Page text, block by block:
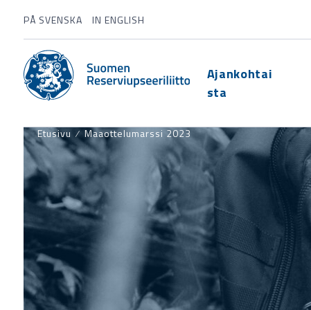
PÅ SVENSKA IN ENGLISH
Ajankohtai
sta
Etusivu ⁄ Maaottelumarssi 2023